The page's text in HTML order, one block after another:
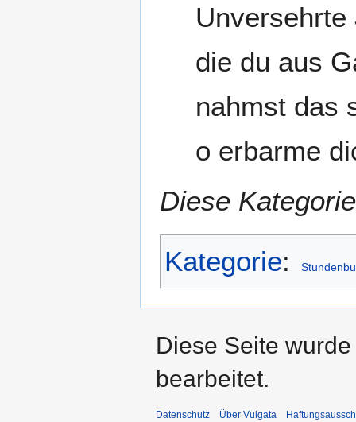
Unversehrte
die du aus
nahmst das
o erbarme
Diese
Kategorie:
Diese Seite
bearbeitet.
Datenschutz Über Vulgata